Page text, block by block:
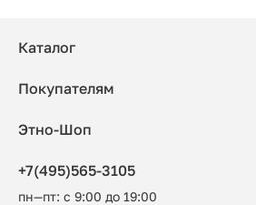
Каталог
Покупателям
Этно-Шоп
+7(495)565-3105
пн—пт: с 9:00 до 19:00